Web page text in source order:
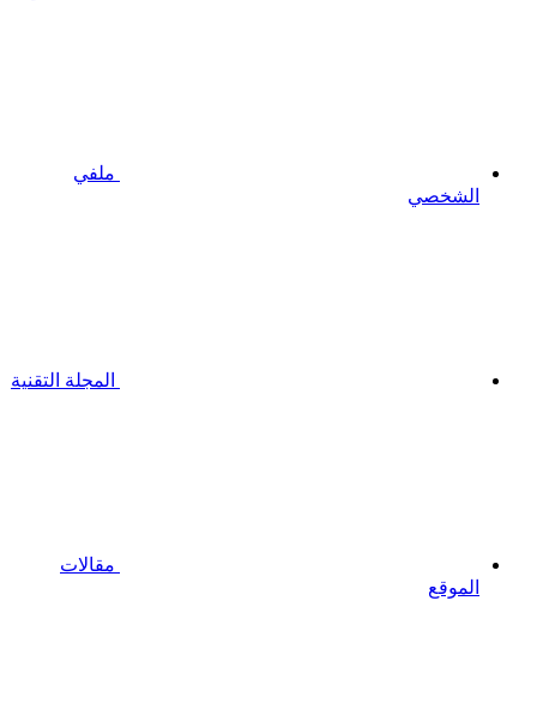
ملفي
الشخصي
المجلة التقنية
مقالات
الموقع